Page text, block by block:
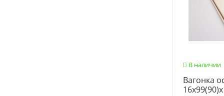
В наличии
Вагонка